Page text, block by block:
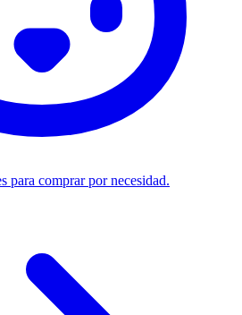
para comprar por necesidad.